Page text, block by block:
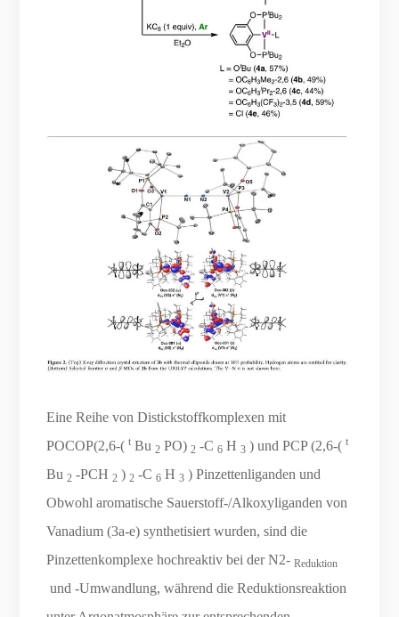
Eine Reihe von Distickstoffkomplexen mit
POCOP(2,6-(t Bu2 PO)2 -C6 H3 ) und PCP (2,6-(t
Bu2 -PCH2 )2 -C6 H3 ) Pinzettenliganden und
Obwohl aromatische Sauerstoff-/Alkoxyliganden von
Vanadium (3a-e) synthetisiert wurden, sind die
Pinzettenkomplexe hochreaktiv bei der N2-Reduktion
und -Umwandlung, während die Reduktionsreaktion